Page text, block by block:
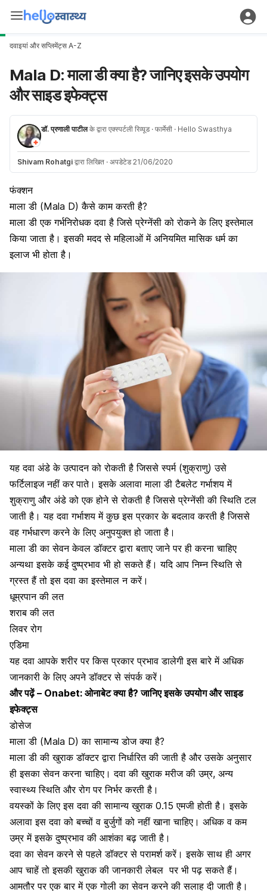
दवाइयां और सप्लिमेंट्स A-Z
Mala D: माला डी क्या है? जानिए इसके उपयोग
और साइड इफेक्ट्स
डॉ. प्रणाली पाटीलके द्वारा एक्स्पर्टली रिव्यूड · फार्मेसी · Hello Swasthya
Shivam Rohatgi द्वारा लिखित · अपडेटेड 21/06/2020
फंक्शन
माला डी (Mala D) कैसे काम करती है?
माला डी एक गर्भनिरोधक दवा है जिसे प्रेग्नेंसी को रोकने के लिए इस्तेमाल
किया जाता है। इसकी मदद से महिलाओं में अनियमित मासिक धर्म का
इलाज भी होता है।
यह दवा अंडे के उत्पादन को रोकती है जिससे स्पर्म (शुक्राणु) उसे
फर्टिलाइज नहीं कर पाते। इसके अलावा माला डी टैबलेट गर्भाशय में
शुक्राणु और अंडे को एक होने से रोकती है जिससे प्रेग्नेंसी की स्थिति टल
जाती है। यह दवा गर्भाशय में कुछ इस प्रकार के बदलाव करती है जिससे
वह गर्भधारण करने के लिए अनुपयुक्त हो जाता है।
माला डी का सेवन केवल डॉक्टर द्वारा बताए जाने पर ही करना चाहिए
अन्यथा इसके कई दुष्प्रभाव भी हो सकते हैं। यदि आप निम्न स्थिति से
ग्रस्त हैं तो इस दवा का इस्तेमाल न करें।
धूम्रपान की लत
शराब की लत
लिवर रोग
एडिमा
यह दवा आपके शरीर पर किस प्रकार प्रभाव डालेगी इस बारे में अधिक
जानकारी के लिए अपने डॉक्टर से संपर्क करें।
और पढ़ें – Onabet: ओनाबेट क्या है? जानिए इसके उपयोग और साइड
इफेक्ट्स
डोसेज
माला डी (Mala D) का सामान्य डोज क्या है?
माला डी की खुराक डॉक्टर द्वारा निर्धारित की जाती है और उसके अनुसार
ही इसका सेवन करना चाहिए। दवा की खुराक मरीज की उम्र, अन्य
स्वास्थ्य स्थिति और रोग पर निर्भर करती है।
वयस्कों के लिए इस दवा की सामान्य खुराक 0.15 एमजी होती है। इसके
अलावा इस दवा को बच्चों व बुर्जुगों को नहीं खाना चाहिए। अधिक व कम
उम्र में इसके दुष्प्रभाव की आशंका बढ़ जाती है।
दवा का सेवन करने से पहले डॉक्टर से परामर्श करें। इसके साथ ही अगर
आप चाहें तो इसकी खुराक की जानकारी लेबल पर भी पढ़ सकते हैं।
आमतौर पर एक बार में एक गोली का सेवन करने की सलाह दी जाती है।